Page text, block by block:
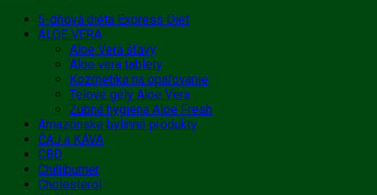
5-dňová diéta Express Diet
ALOE VERA
Aloe Vera šťavy
Aloe vera tablety
Kozmetika na opaľovanie
Telové gély Aloe Vera
Zubná hygiena Aloe Fresh
Amazónske bylinné produkty
ČAJ a KÁVA
CBD
Chilliburner
Cholesterol